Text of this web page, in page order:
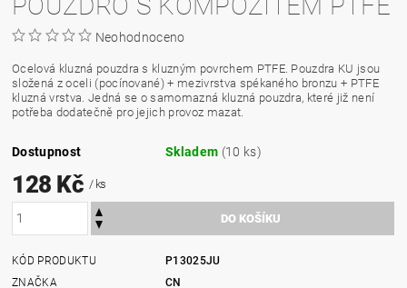
Neohodnoceno
Ocelová kluzná pouzdra s kluzným povrchem PTFE. Pouzdra KU jsou
složená z oceli (pocínované) + mezivrstva spékaného bronzu + PTFE
kluzná vrstva. Jedná se o samomazná kluzná pouzdra, které již není
potřeba dodatečně pro jejich provoz mazat.
Dostupnost Skladem (10 ks)
128 Kč / ks
KÓD PRODUKTU
P13025JU
ZNAČKA
CN